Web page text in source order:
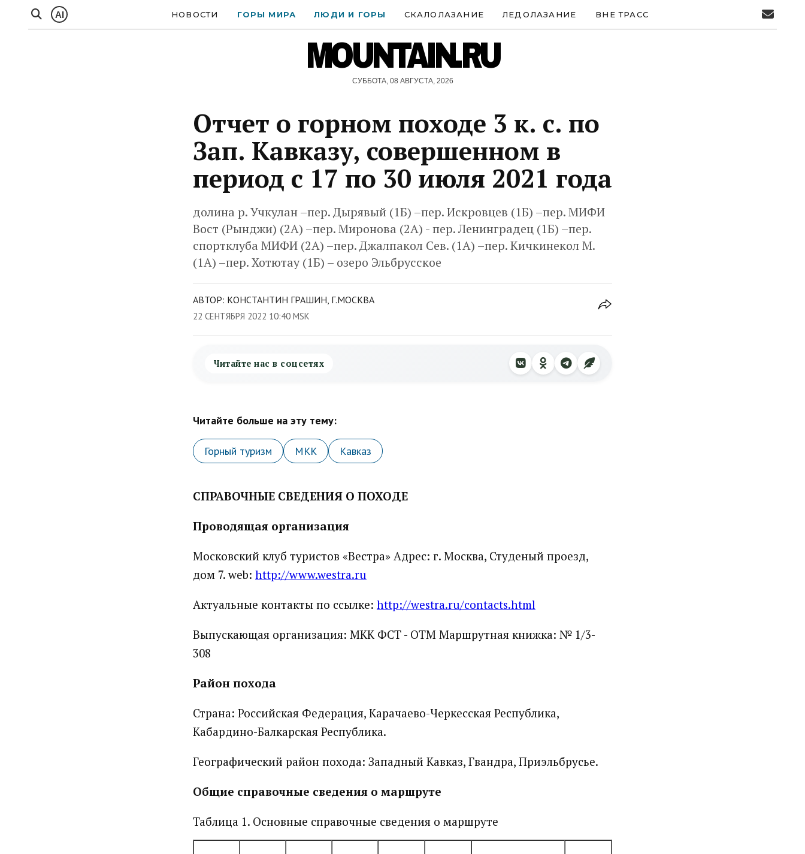
AI НОВОСТИ ГОРЫ МИРА ЛЮДИ И ГОРЫ СКАЛОЛАЗАНИЕ ЛЕДОЛАЗАНИЕ ВНЕ ТРАСС
MOUNTAIN.RU
СУББОТА, 08 АВГУСТА, 2026
Отчет о горном походе 3 к. с. по
Зап. Кавказу, совершенном в
период с 17 по 30 июля 2021 года
долина р. Учкулан –пер. Дырявый (1Б) –пер. Искровцев (1Б) –пер. МИФИ
Вост (Рынджи) (2А) –пер. Миронова (2А) - пер. Ленинградец (1Б) –пер.
спортклуба МИФИ (2А) –пер. Джалпакол Сев. (1А) –пер. Кичкинекол М.
(1А) –пер. Хотютау (1Б) – озеро Эльбрусское
АВТОР: КОНСТАНТИН ГРАШИН, Г.МОСКВА
22 СЕНТЯБРЯ 2022 10:40 MSK
Читайте нас в соцсетях
Читайте больше на эту тему:
Горный туризм МКК Кавказ
СПРАВОЧНЫЕ СВЕДЕНИЯ О ПОХОДЕ
Проводящая организация
Московский клуб туристов «Вестра» Адрес: г. Москва, Студеный проезд,
дом 7. web: http://www.westra.ru
Актуальные контакты по ссылке: http://westra.ru/contacts.html
Выпускающая организация: МКК ФСТ - OТМ Маршрутная книжка: № 1/3-
308
Район похода
Страна: Российская Федерация, Карачаево-Черкесская Республика,
Кабардино-Балкарская Республика.
Географический район похода: Западный Кавказ, Гвандра, Приэльбрусье.
Общие справочные сведения о маршруте
Таблица 1. Основные справочные сведения о маршруте